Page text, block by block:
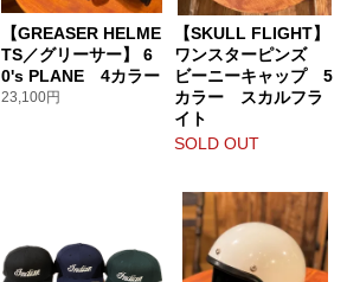
【GREASER HELME
TS／グリーサー】 6
0's PLANE 4カラー
23,100円
【SKULL FLIGHT】
ワンスターピンズ
ビーニーキャップ 5
カラー スカルフラ
イト
SOLD OUT